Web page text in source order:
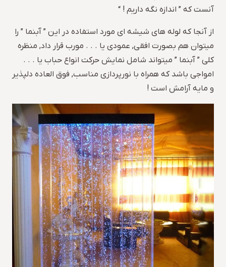
آنست که ” اندازه نگه داریم ! “
از آنجا که لوله های شیشه ای مورد استفاده در این ” آبنما ” را
میتوان هم بصورت افقی, عمودی یا . . . مورب قرار داد, منظره
کلی ” آبنما ” میتواند شامل نمایش حرکت انواع حباب یا . . .
امواجی باشد که همراه با نورپردازی مناسب, فوق العاده دلپذیر
و مایه آرامش است !